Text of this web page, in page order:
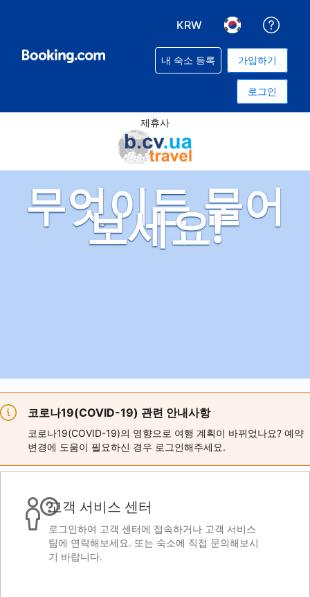
KRW
내 숙소 등록 가입하기
로그인
제휴사
무엇이든 물어
보세요!
코로나19(COVID-19) 관련 안내사항
코로나19(COVID-19)의 영향으로 여행 계획이 바뀌었나요? 예약
변경에 도움이 필요하신 경우 로그인해주세요.
고객 서비스 센터
로그인하여 고객 센터에 접속하거나 고객 서비스
팀에 연락해보세요. 또는 숙소에 직접 문의해보시
기 바랍니다.